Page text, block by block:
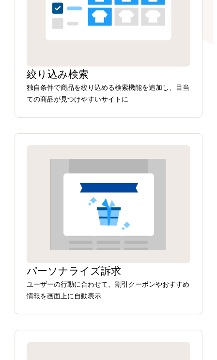
絞り込み検索
独自条件で商品を絞り込める検索機能を追加し、目当
ての商品が見つけやすいサイトに
パーソナライズ訴求
ユーザーの行動に合わせて、割引クーポンやおすすめ
情報を画面上に自動表示